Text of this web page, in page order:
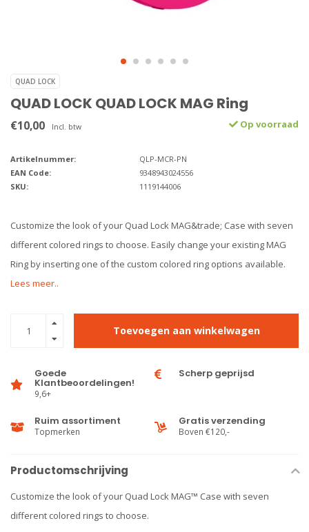
QUAD LOCK
QUAD LOCK QUAD LOCK MAG Ring
€10,00 Incl. btw Op voorraad
Artikelnummer:
QLP-MCR-PN
EAN Code:
9348943024556
SKU:
1119144006
Customize the look of your Quad Lock MAG&trade; Case with seven
different colored rings to choose. Easily change your existing MAG
Ring by inserting one of the custom colored ring options available.
Lees meer..
Toevoegen aan winkelwagen
Goede
Klantbeoordelingen!
9,6+
Scherp geprijsd
Ruim assortiment
Topmerken
Gratis verzending
Boven €120,-
Productomschrijving
Customize the look of your Quad Lock MAG™ Case with seven
different colored rings to choose.